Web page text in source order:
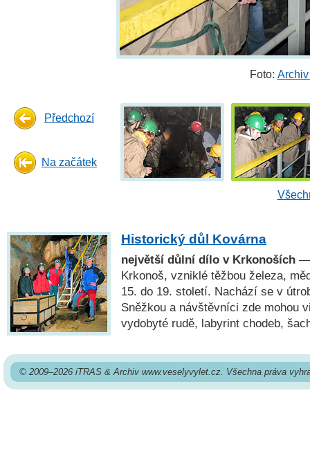
Foto:
Předchozí
Na začátek
Historický důl Kovárna
největší důlní dílo v Krkonoších —
Krkonoš, vzniklé těžbou železa,
15. do 19. století. Nachází se v
Sněžkou a návštěvníci zde mohou
vydobyté rudě, labyrint chodeb,
© 2009–2026 iTRAS & Archiv www.veselyvylet.cz. Všechna práva